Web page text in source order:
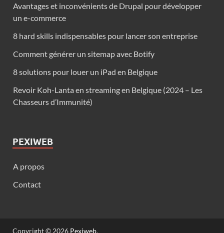
Avantages et inconvénients de Drupal pour développer
un e-commerce
8 hard skills indispensables pour lancer son entreprise
Comment générer un sitemap avec Botify
8 solutions pour louer un iPad en Belgique
Revoir Koh-Lanta en streaming en Belgique (2024 – Les
Chasseurs d’Immunité)
PEXIWEB
A propos
Contact
Copyright © 2026 Pexiweb.